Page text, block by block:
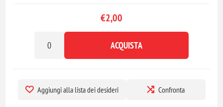
€2,00
ACQUISTA
Aggiungi alla lista dei desideri Confronta